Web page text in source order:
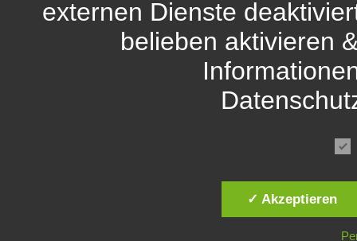
externen Dienste
belieben aktivieren
✓ Akzeptieren